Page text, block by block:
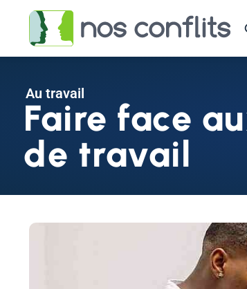
Au travail
Faire face
de travail